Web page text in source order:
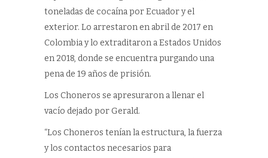
toneladas de cocaína por Ecuador y el
exterior. Lo arrestaron en abril de 2017 en
Colombia y lo extraditaron a Estados Unidos
en 2018, donde se encuentra purgando una
pena de 19 años de prisión.
Los Choneros se apresuraron a llenar el
vacío dejado por Gerald.
“Los Choneros tenían la estructura, la fuerza
y los contactos necesarios para